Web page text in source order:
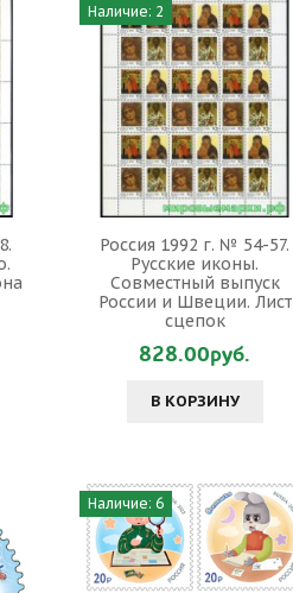
Наличие: 2
Россия 1992 г. № 54-57.
Русские иконы.
Совместный выпуск
России и Швеции. Лист
сцепок
828.00руб.
В КОРЗИНУ
Наличие: 6